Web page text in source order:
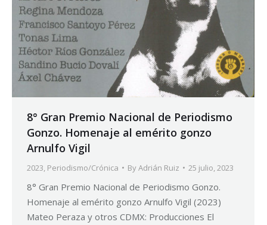
8° Gran Premio Nacional de Periodismo
Gonzo. Homenaje al emérito gonzo
Arnulfo Vigil
2023, Periodismo/Crónica ByAdrián Ruiz 25 julio, 2023
8° Gran Premio Nacional de Periodismo Gonzo.
Homenaje al emérito gonzo Arnulfo Vigil (2023)
Mateo Peraza y otros CDMX: Producciones El